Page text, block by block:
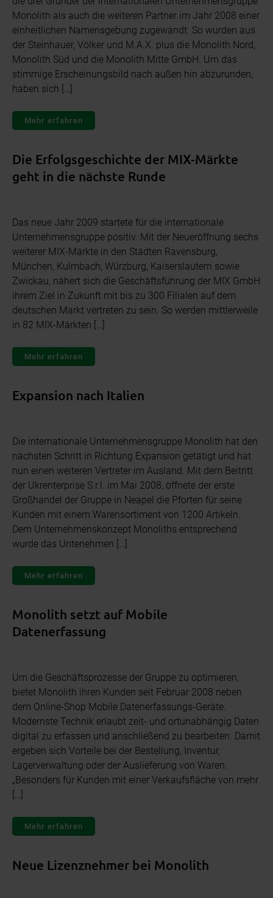
Monolith als auch die weiteren Partner im Jahr 2008 einer
einheitlichen Namensgebung zugewandt. So wurden aus
der Steinhauer, Völker und M.A.X. plus die Monolith Nord,
Monolith Süd und die Monolith Mitte GmbH. Um das
stimmige Erscheinungsbild nach außen hin abzurunden,
haben sich […]
Mehr erfahren
Die Erfolgsgeschichte der MIX-Märkte
geht in die nächste Runde
Das neue Jahr 2009 startete für die internationale
Unternehmensgruppe positiv. Mit der Neueröffnung sechs
weiterer MIX-Märkte in den Städten Ravensburg,
München, Kulmbach, Würzburg, Kaiserslautern sowie
Zwickau, nähert sich die Geschäftsführung der MIX GmbH
ihrem Ziel in Zukunft mit bis zu 300 Filialen auf dem
deutschen Markt vertreten zu sein. So werden mittlerweile
in 82 MIX-Märkten […]
Mehr erfahren
Expansion nach Italien
Die internationale Unternehmensgruppe Monolith hat den
nächsten Schritt in Richtung Expansion getätigt und hat
nun einen weiteren Vertreter im Ausland. Mit dem Beitritt
der Ukrenterprise S.r.l. im Mai 2008, öffnete der erste
Großhandel der Gruppe in Neapel die Pforten für seine
Kunden mit einem Warensortiment von 1200 Artikeln.
Dem Unternehmenskonzept Monoliths entsprechend
wurde das Untenehmen […]
Mehr erfahren
Monolith setzt auf Mobile
Datenerfassung
Um die Geschäftsprozesse der Gruppe zu optimieren,
bietet Monolith ihren Kunden seit Februar 2008 neben
dem Online-Shop Mobile Datenerfassungs-Geräte.
Modernste Technik erlaubt zeit- und ortunabhängig Daten
digital zu erfassen und anschließend zu bearbeiten. Damit
ergeben sich Vorteile bei der Bestellung, Inventur,
Lagerverwaltung oder der Auslieferung von Waren.
„Besonders für Kunden mit einer Verkaufsfläche von mehr
[…]
Mehr erfahren
Neue Lizenznehmer bei Monolith